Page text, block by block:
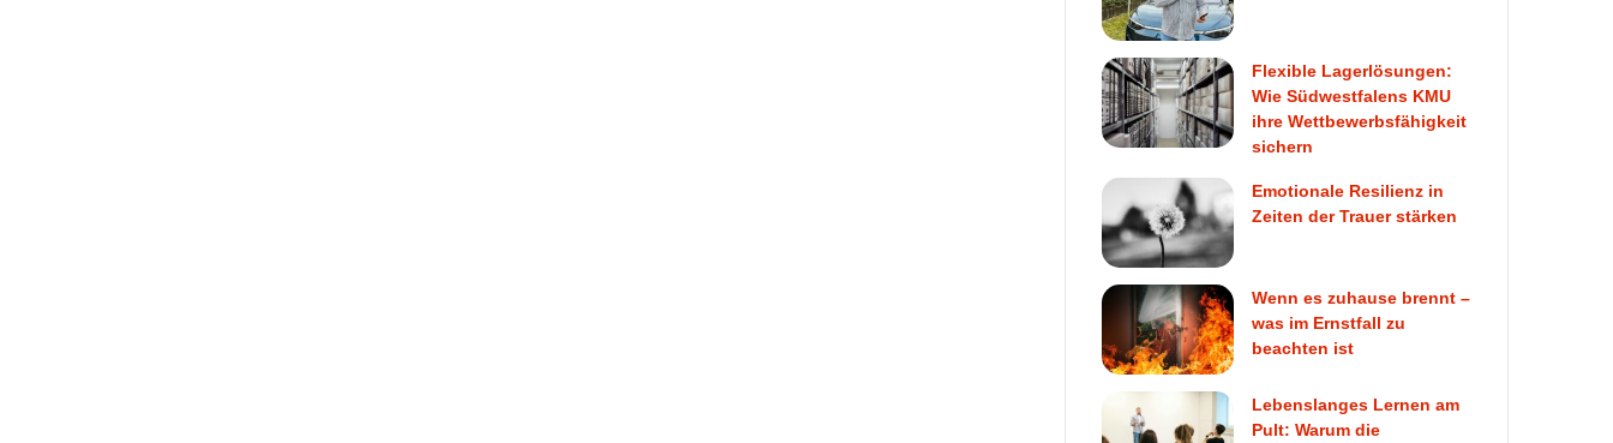
Flexible Lagerlösungen:
Wie Südwestfalens KMU
ihre Wettbewerbsfähigkeit
sichern
Emotionale Resilienz in
Zeiten der Trauer stärken
Wenn es zuhause brennt –
was im Ernstfall zu
beachten ist
Lebenslanges Lernen am
Pult: Warum die